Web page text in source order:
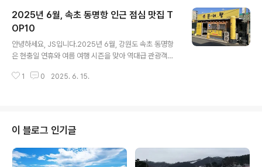
팅, 메뉴, 위치, 분위기, 가격, 만족도 등 다양한 기준을 반영
해 선정했으니, 속초 여행 또는 현지 미식 투어를 계획 중이
라면 꼭 참고하세요!1. 청초수물회 본점위치: 청초호 앞, 엑
스포공원 도보 5분대표 메뉴: 물회, 해전물회, 성게알비빔
밥특징: 20년 전통, TV맛집(맛있는 녀석들 등), 호수 뷰,
신선한 해산물리뷰: “속초 물회 원탑, 여름 점심에 강추!”2.
2025년 6월, 속초 동명항 인근 점심 맛집 T
OP10
안녕하세요, JS입니다.2025년 6월, 강원도 속초 동명항
은 현충일 연휴와 여름 여행 시즌을 맞아 역대급 관광객이
올랐습니다.이번 포스팅에서는 실시간 인기, 현지인 추천,
회, 감자옹심이, 냉면, 생선구이 등 속초의 대표 메뉴와 현
지 분위기를 모두 담았습니다.여행자와 미식가 모두를 위
한 2025년 최신 리스트, 지금 바로 확인하세요! 1위. 문어
랑 – TV 방송 출연, 속초 문어 요리의 절대 강자위치: 속초
1 0 2025. 6. 15.
이 블로그 인기글